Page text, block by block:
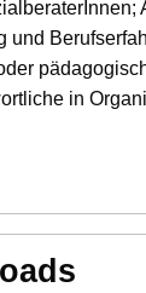
und
in